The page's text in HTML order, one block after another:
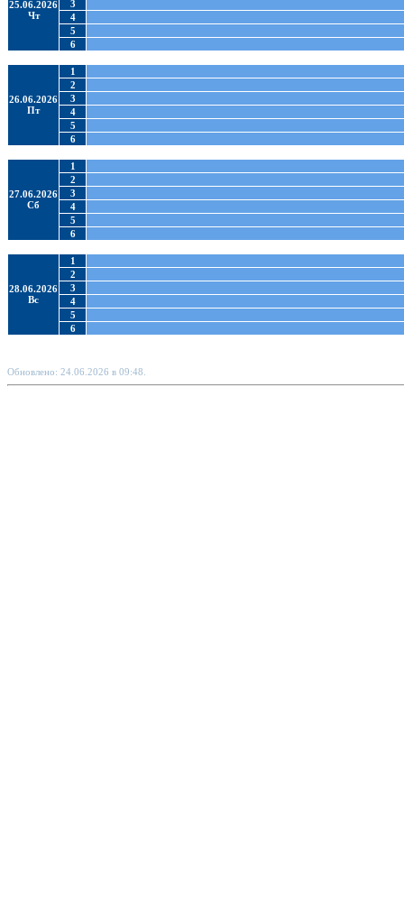
25.06.2026
Чт
3
4
5
6
26.06.2026
Пт
1
2
3
4
5
6
27.06.2026
Сб
1
2
3
4
5
6
28.06.2026
Вс
1
2
3
4
5
6
Обновлено: 24.06.2026 в 09:48.